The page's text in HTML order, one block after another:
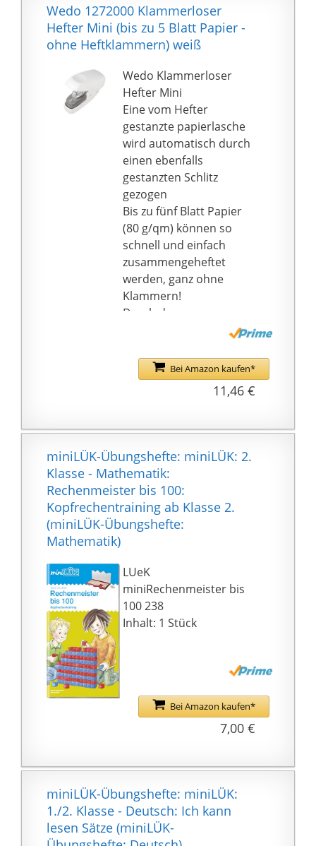
Wedo 1272000 Klammerloser
Hefter Mini (bis zu 5 Blatt Papier -
ohne Heftklammern) weiß
Wedo Klammerloser
Hefter Mini
Eine vom Hefter
gestanzte papierlasche
wird automatisch durch
einen ebenfalls
gestanzten Schlitz
gezogen
Bis zu fünf Blatt Papier
(80 g/qm) können so
schnell und einfach
zusammengeheftet
werden, ganz ohne
Klammern!
Durch das
transparente Fenster
positionieren
Gehäuse aus Recycling-
Kunststoff. Farbe: weiß.
cm
Bei Amazon kaufen*
11,46 €
miniLÜK-Übungshefte: miniLÜK: 2.
Klasse - Mathematik:
Rechenmeister bis 100:
Kopfrechentraining ab Klasse 2.
(miniLÜK-Übungshefte:
Mathematik)
LUeK
miniRechenmeister bis
100 238
Inhalt: 1 Stück
Bei Amazon kaufen*
7,00 €
miniLÜK-Übungshefte: miniLÜK:
1./2. Klasse - Deutsch: Ich kann
lesen Sätze (miniLÜK-